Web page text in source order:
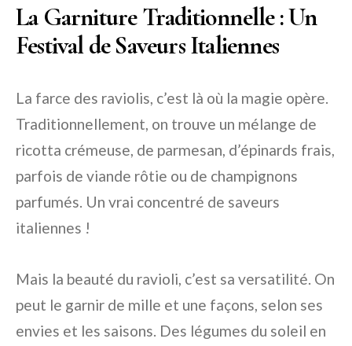
La Garniture Traditionnelle : Un
Festival de Saveurs Italiennes
La farce des raviolis, c’est là où la magie opère.
Traditionnellement, on trouve un mélange de
ricotta crémeuse, de parmesan, d’épinards frais,
parfois de viande rôtie ou de champignons
parfumés. Un vrai concentré de saveurs
italiennes !
Mais la beauté du ravioli, c’est sa versatilité. On
peut le garnir de mille et une façons, selon ses
envies et les saisons. Des légumes du soleil en